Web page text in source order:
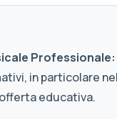
in particolare
educativa.